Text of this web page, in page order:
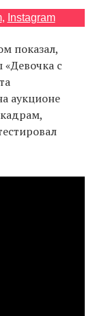
, Instagram
показал,
с
аукционе